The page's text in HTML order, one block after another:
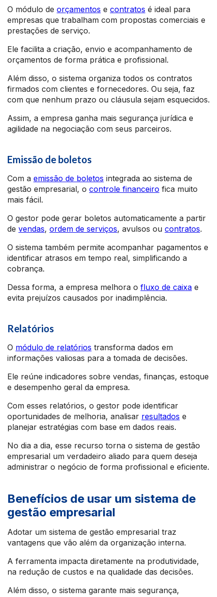
O módulo de orçamentos e contratos é ideal para
empresas que trabalham com propostas comerciais e
prestações de serviço.
Ele facilita a criação, envio e acompanhamento de
orçamentos de forma prática e profissional.
Além disso, o sistema organiza todos os contratos
firmados com clientes e fornecedores. Ou seja, faz
com que nenhum prazo ou cláusula sejam esquecidos.
Assim, a empresa ganha mais segurança jurídica e
agilidade na negociação com seus parceiros.
Emissão de boletos
Com a emissão de boletos integrada ao sistema de
gestão empresarial, o controle financeiro fica muito
mais fácil.
O gestor pode gerar boletos automaticamente a partir
de vendas, ordem de serviços, avulsos ou contratos.
O sistema também permite acompanhar pagamentos e
identificar atrasos em tempo real, simplificando a
cobrança.
Dessa forma, a empresa melhora o fluxo de caixa e
evita prejuízos causados por inadimplência.
Relatórios
O módulo de relatórios transforma dados em
informações valiosas para a tomada de decisões.
Ele reúne indicadores sobre vendas, finanças, estoque
e desempenho geral da empresa.
Com esses relatórios, o gestor pode identificar
oportunidades de melhoria, analisar resultados e
planejar estratégias com base em dados reais.
No dia a dia, esse recurso torna o sistema de gestão
empresarial um verdadeiro aliado para quem deseja
administrar o negócio de forma profissional e eficiente.
Benefícios de usar um sistema de
gestão empresarial
Adotar um sistema de gestão empresarial traz
vantagens que vão além da organização interna.
A ferramenta impacta diretamente na produtividade,
na redução de custos e na qualidade das decisões.
Além disso, o sistema garante mais segurança,